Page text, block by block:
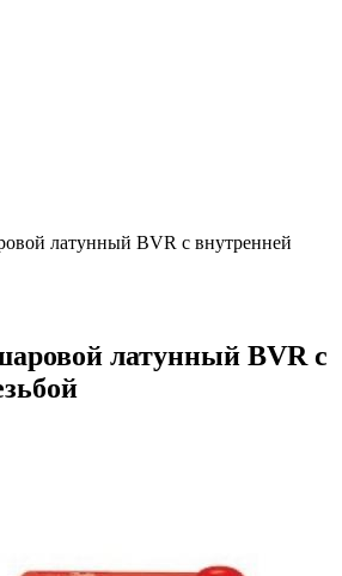
латунный BVR с внутренней
латунный BVR с